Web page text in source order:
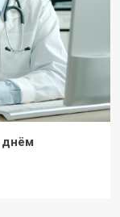
днём